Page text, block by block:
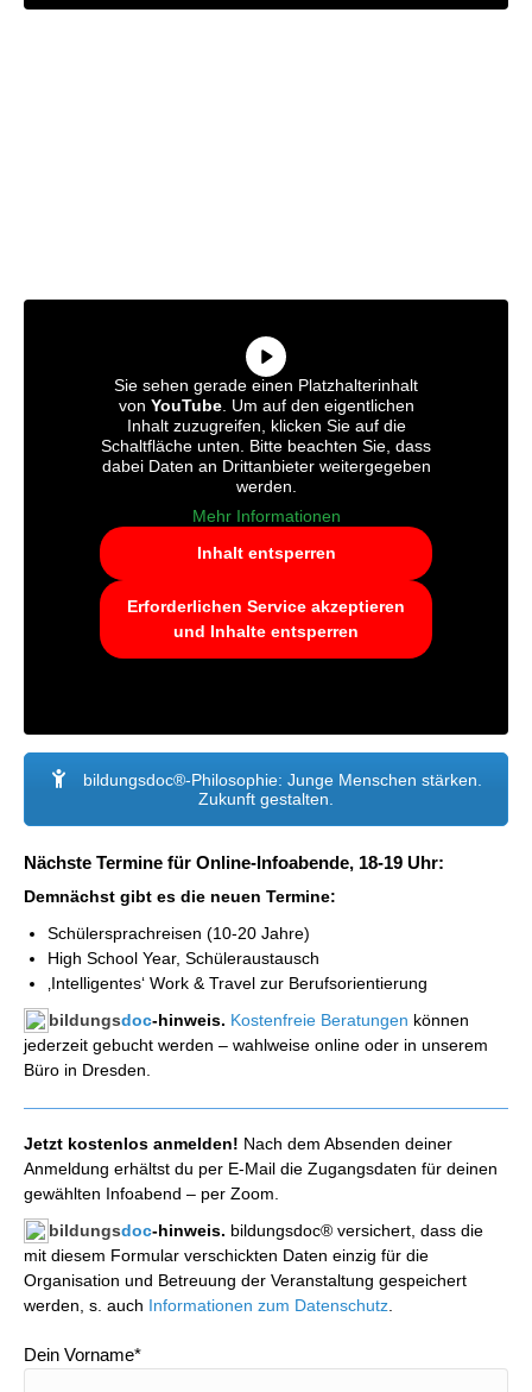
Sie sehen gerade einen Platzhalterinhalt
von YouTube. Um auf den eigentlichen
Inhalt zuzugreifen, klicken Sie auf die
Schaltfläche unten. Bitte beachten Sie, dass
dabei Daten an Drittanbieter weitergegeben
werden.
Mehr Informationen
Inhalt entsperren
Erforderlichen Service akzeptieren
und Inhalte entsperren
bildungsdoc®-Philosophie: Junge Menschen stärken.
Zukunft gestalten.
Nächste Termine für Online-Infoabende, 18-19 Uhr:
Demnächst gibt es die neuen Termine:
Schülersprachreisen (10-20 Jahre)
High School Year, Schüleraustausch
‚Intelligentes‘ Work & Travel zur Berufsorientierung
bildungsdoc-hinweis. Kostenfreie Beratungen können
jederzeit gebucht werden – wahlweise online oder in unserem
Büro in Dresden.
Jetzt kostenlos anmelden! Nach dem Absenden deiner
Anmeldung erhältst du per E-Mail die Zugangsdaten für deinen
gewählten Infoabend – per Zoom.
bildungsdoc-hinweis. bildungsdoc® versichert, dass die
mit diesem Formular verschickten Daten einzig für die
Organisation und Betreuung der Veranstaltung gespeichert
werden, s. auch Informationen zum Datenschutz.
Dein Vorname*